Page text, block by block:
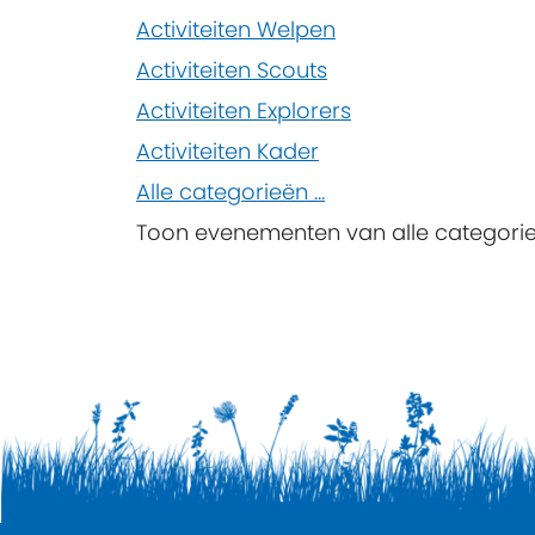
Limit
Activiteiten Welpen
Activiteiten Scouts
Activiteiten Explorers
Activiteiten Kader
Alle categorieën ...
Toon evenementen van alle